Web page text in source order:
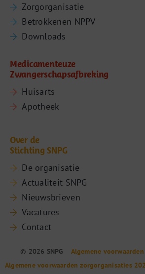
Zorgorganisatie
Betrokkenen NPPV
Downloads
Medicamenteuze
Zwangerschapsafbreking
Huisarts
Apotheek
Over de
Stichting SNPG
De organisatie
Actualiteit SNPG
Nieuwsbrieven
Vacatures
Contact
© 2026 SNPG
Algemene
Algemene voorwaarden zorgorganisaties